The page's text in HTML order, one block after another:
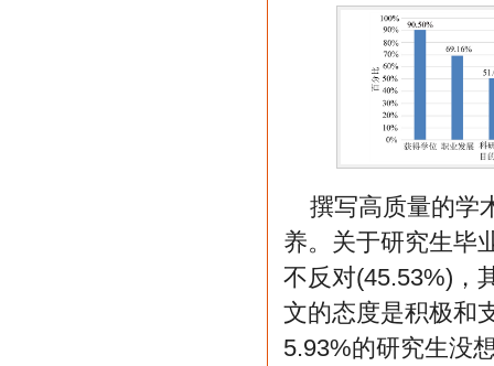
撰写高质量的学
养。关于研究生毕
不反对(45.53%)，
文的态度是积极和
5.93%的研究生没